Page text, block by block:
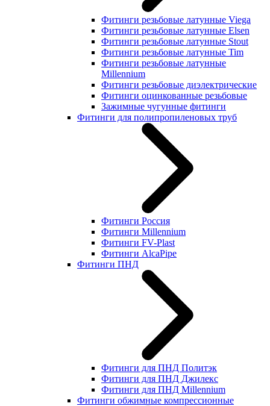
Фитинги резьбовые латунные Viega
Фитинги резьбовые латунные Elsen
Фитинги резьбовые латунные Stout
Фитинги резьбовые латунные Tim
Фитинги резьбовые латунные
Millennium
Фитинги резьбовые диэлектрические
Фитинги оцинкованные резьбовые
Зажимные чугунные фитинги
Фитинги для полипропиленовых труб
Фитинги Россия
Фитинги Millennium
Фитинги FV-Plast
Фитинги AlcaPipe
Фитинги ПНД
Фитинги для ПНД Политэк
Фитинги для ПНД Джилекс
Фитинги для ПНД Millennium
Фитинги обжимные компрессионные